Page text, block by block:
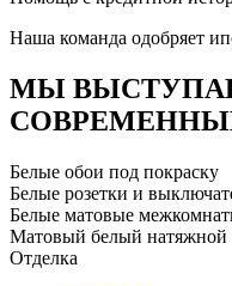
Наша команда одобряет
МЫ
Белые обои под покраску
Белые розетки и
Белые матовые
Матовый белый натяжной
Отделка